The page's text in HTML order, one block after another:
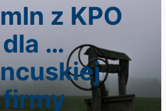
z KPO
dla …
firmy